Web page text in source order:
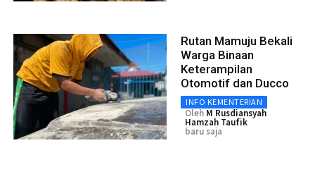
Rutan Mamuju Bekali
Warga Binaan
Keterampilan
Otomotif dan Ducco
INFO KEMENTERIAN
Oleh M Rusdiansyah
Hamzah Taufik
baru saja